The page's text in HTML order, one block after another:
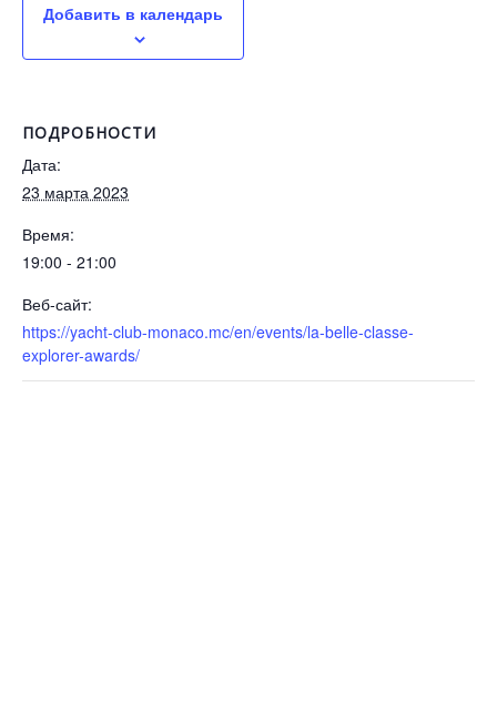
Добавить в календарь
ПОДРОБНОСТИ
Дата:
23 марта 2023
Время:
19:00 - 21:00
Веб-сайт:
https://yacht-club-monaco.mc/en/events/la-belle-classe-
explorer-awards/